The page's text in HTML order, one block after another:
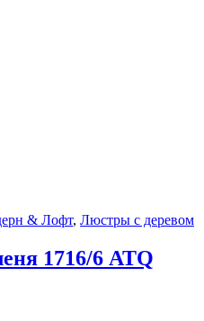
& Лофт, Люстры с деревом
1716/6 ATQ